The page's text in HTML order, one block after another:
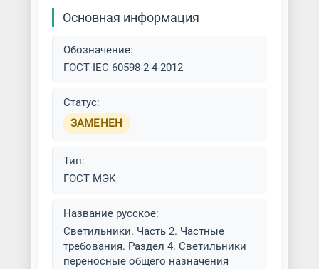
Основная информация
Обозначение:
ГОСТ IEC 60598-2-4-2012
Статус:
ЗАМЕНЕН
Тип:
ГОСТ МЭК
Название русское:
Светильники. Часть 2. Частные
требования. Раздел 4. Светильники
переносные общего назначения